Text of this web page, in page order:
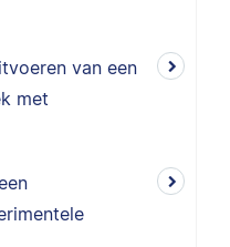
van een
met